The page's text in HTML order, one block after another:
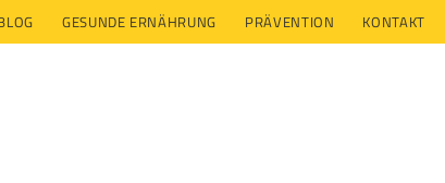
GESUNDE ERNÄHRUNG PRÄVENTION KONTAKT